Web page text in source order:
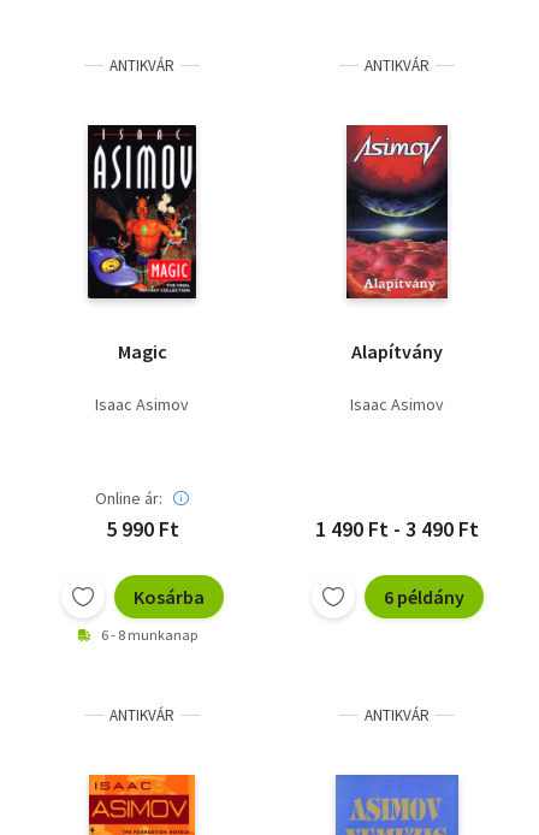
ANTIKVÁR
Magic
Isaac Asimov
Online ár:
5 990 Ft
Kosárba
6 - 8 munkanap
ANTIKVÁR
Alapítvány
Isaac Asimov
1 490 Ft - 3 490 Ft
6 példány
ANTIKVÁR ANTIKVÁR